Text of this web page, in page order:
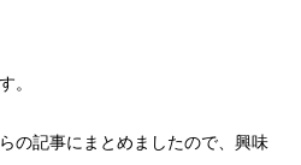
。
の記事にまとめましたので、興味